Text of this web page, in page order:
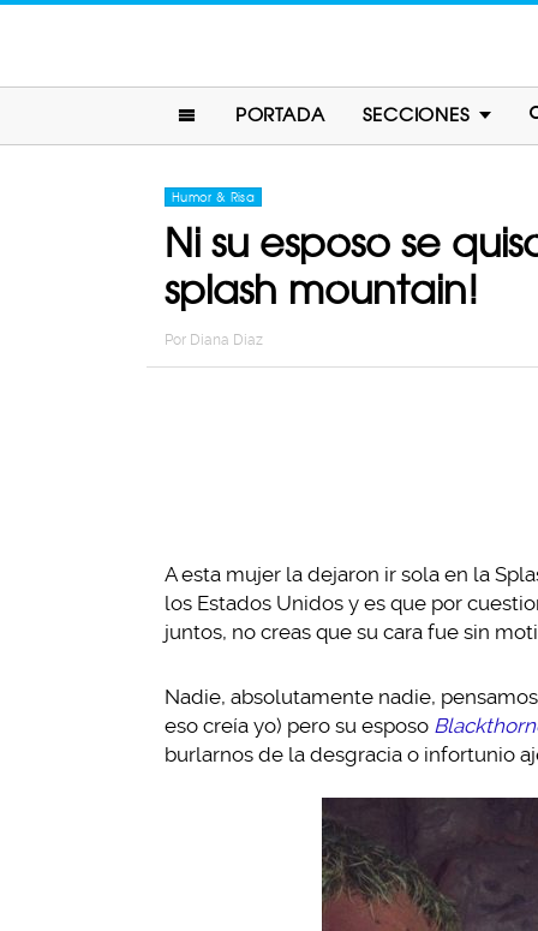
PORTADA SECCIONES
Humor & Risa
Ni su esposo se
splash mountain!
Por Diana Diaz
A esta mujer la dejaron ir sola en la
los Estados Unidos y es que por
juntos, no creas que su cara fue sin
Nadie, absolutamente nadie,
eso creía yo) pero su esposo
burlarnos de la desgracia o infortunio